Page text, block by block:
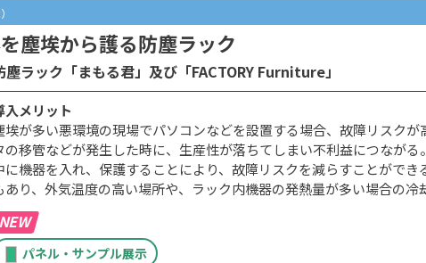
塵埃から護る防塵ラック
塵ラック「まもる君」及び「FACTORY Furniture」
入メリット
埃が多い悪環境の現場でパソコンなどを設置する場合、故障リスク
の移管などが発生した時に、生産性が落ちてしまい不利益につなが
に機器を入れ、保護することにより、故障リスクを減らすことがで
あり、外気温度の高い場所や、ラック内機器の発熱量が多い場合の冷
NEW
パネル・サンプル展示